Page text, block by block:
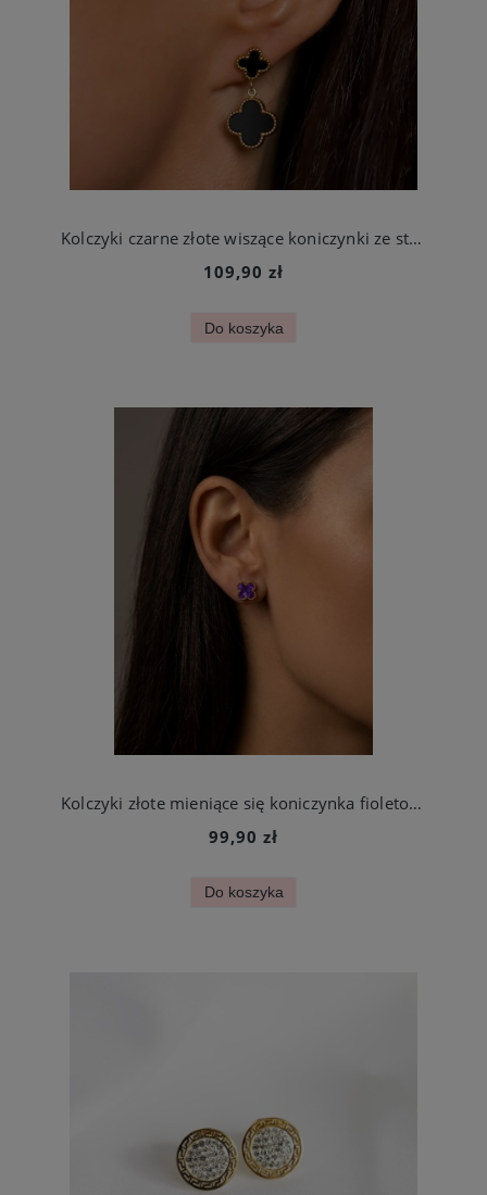
Kolczyki czarne złote wiszące koniczynki ze stali chirurgicznej
109,90 zł
Do koszyka
Kolczyki złote mieniące się koniczynka fioletowa ze stali jubilerskiej
99,90 zł
Do koszyka